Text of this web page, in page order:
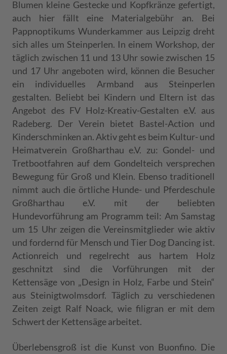
Blumen kleine Gestecke und Kopfkränze gefertigt,
auch hier fällt eine Materialgebühr an. Bei
Pappnoptikums Wunderkammer aus Leipzig dreht
sich alles um Steinperlen. In einem Workshop, der
täglich zwischen 11 und 13 Uhr sowie zwischen 15
und 17 Uhr angeboten wird, können die Besucher
ein individuelles Armband aus Steinperlen
gestalten. Beliebt bei Kindern und Eltern ist das
Angebot des FV Holz-Kreativ-Gestalten e.V. aus
Radeberg. Der Verein bietet Bastel-Action und
Kinderschminken an. Aktiv geht es beim Kultur- und
Heimatverein Großharthau e.V. zu: Gondel- und
Tretbootfahren auf dem Gondelteich versprechen
Bewegung für Groß und Klein. Ebenso traditionell
nimmt auch die örtliche Hunde- und Pferdeschule
Großharthau e.V. mit der beliebten
Hundevorführung am Programm teil: Am Samstag
um 15 Uhr zeigen die Vereinsmitglieder wie aktiv
und fordernd für Mensch und Tier Dog Dancing ist.
Actionreich und regelrecht aus hartem Holz
geschnitzt sind die Vorführungen mit der
Kettensäge von „Design in Holz, Farbe und Stein“
aus Steinigtwolmsdorf. Täglich zu verschiedenen
Zeiten zeigt Ralf Noack, wie filigran er mit dem
Schwert der Kettensäge arbeitet.
Überlebensgroß ist die Kunst von Buonfino. Die